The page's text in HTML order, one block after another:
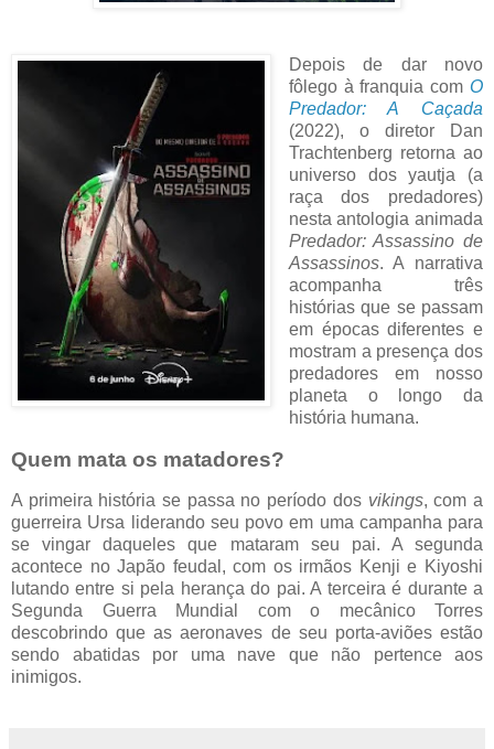
Depois de dar novo
fôlego à franquia com O
Predador: A Caçada
(2022), o diretor Dan
Trachtenberg retorna ao
universo dos yautja (a
raça dos predadores)
nesta antologia animada
Predador: Assassino de
Assassinos. A narrativa
acompanha três
histórias que se passam
em épocas diferentes e
mostram a presença dos
predadores em nosso
planeta o longo da
história humana.
Quem mata os matadores?
A primeira história se passa no período dos vikings, com a
guerreira Ursa liderando seu povo em uma campanha para
se vingar daqueles que mataram seu pai. A segunda
acontece no Japão feudal, com os irmãos Kenji e Kiyoshi
lutando entre si pela herança do pai. A terceira é durante a
Segunda Guerra Mundial com o mecânico Torres
descobrindo que as aeronaves de seu porta-aviões estão
sendo abatidas por uma nave que não pertence aos
inimigos.